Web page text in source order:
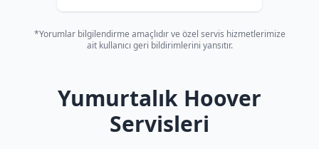
*Yorumlar bilgilendirme amaçlıdır ve özel servis hizmetlerimize
ait kullanıcı geri bildirimlerini yansıtır.
Yumurtalık Hoover
Servisleri